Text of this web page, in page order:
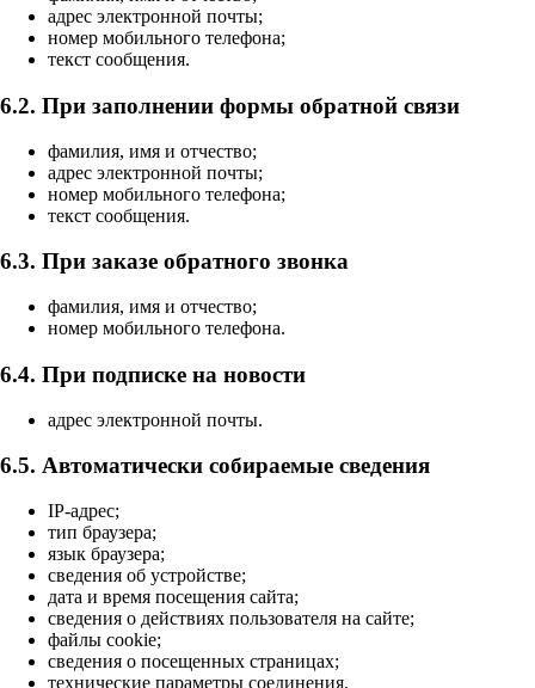
адрес электронной почты;
номер мобильного телефона;
текст сообщения.
6.2. При заполнении формы обратной связи
фамилия, имя и отчество;
адрес электронной почты;
номер мобильного телефона;
текст сообщения.
6.3. При заказе обратного звонка
фамилия, имя и отчество;
номер мобильного телефона.
6.4. При подписке на новости
адрес электронной почты.
6.5. Автоматически собираемые сведения
IP-адрес;
тип браузера;
язык браузера;
сведения об устройстве;
дата и время посещения сайта;
сведения о действиях пользователя на сайте;
файлы cookie;
сведения о посещенных страницах;
технические параметры соединения.